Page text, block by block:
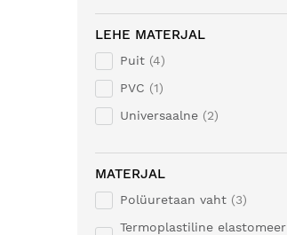
LEHE MATERJAL
Puit 4
PVC
1
Universaalne
2
MATERJAL
Polüuretaan vaht
3
Termoplastiline elastomeer